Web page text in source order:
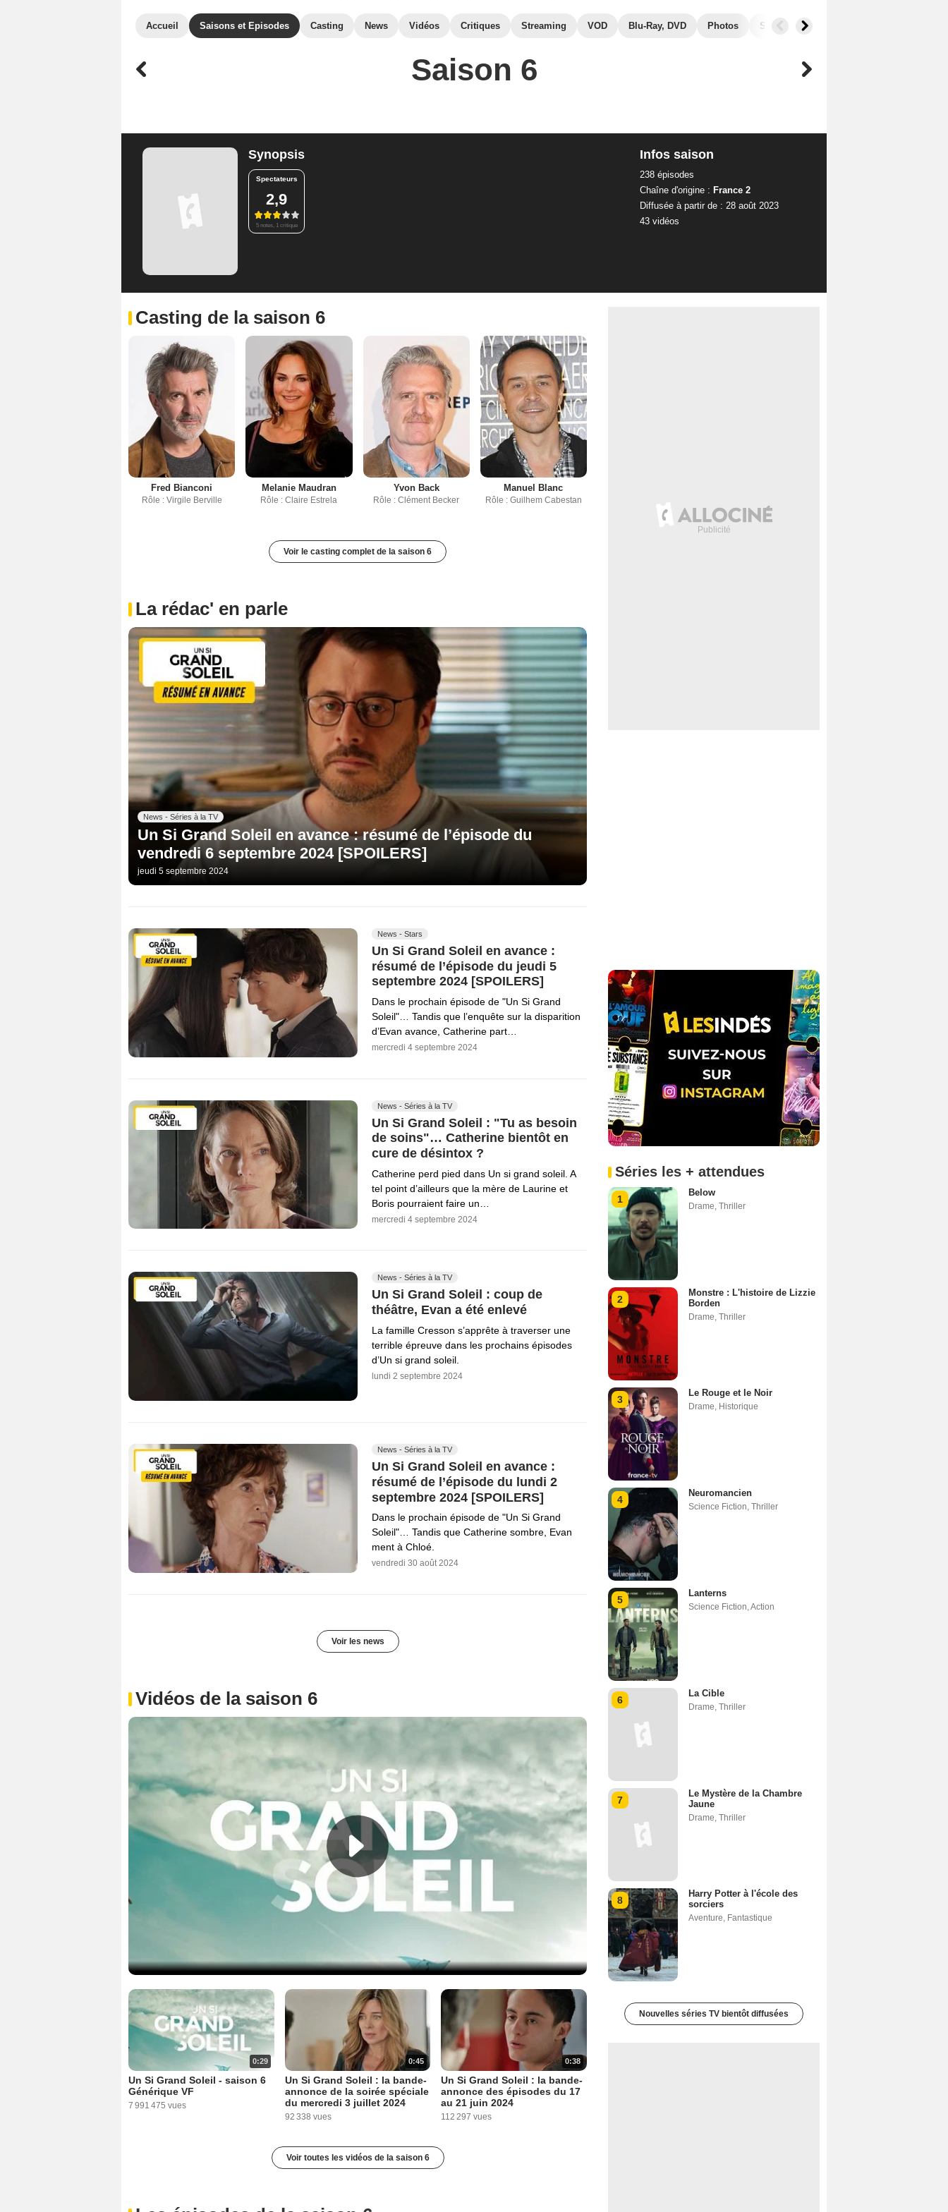
Accueil Saisons et Episodes Casting News Vidéos Critiques Streaming VOD Blu-Ray, DVD Photos Séries similaires
Saison 6
Synopsis
Spectateurs
2,9
5 notes, 1 critique
Infos saison
238 épisodes
Chaîne d'origine : France 2
Diffusée à partir de : 28 août 2023
43 vidéos
Casting de la saison 6
Fred Bianconi
Rôle : Virgile Berville
Melanie Maudran
Rôle : Claire Estrela
Yvon Back
Rôle : Clément Becker
Manuel Blanc
Rôle : Guilhem Cabestan
Voir le casting complet de la saison 6
La rédac' en parle
News - Séries à la TV
Un Si Grand Soleil en avance : résumé de l’épisode du
vendredi 6 septembre 2024 [SPOILERS]
jeudi 5 septembre 2024
News - Stars
Un Si Grand Soleil en avance :
résumé de l’épisode du jeudi 5
septembre 2024 [SPOILERS]
Dans le prochain épisode de "Un Si Grand
Soleil"… Tandis que l’enquête sur la disparition
d’Evan avance, Catherine part…
mercredi 4 septembre 2024
News - Séries à la TV
Un Si Grand Soleil : "Tu as besoin
de soins"… Catherine bientôt en
cure de désintox ?
Catherine perd pied dans Un si grand soleil. A
tel point d’ailleurs que la mère de Laurine et
Boris pourraient faire un…
mercredi 4 septembre 2024
News - Séries à la TV
Un Si Grand Soleil : coup de
théâtre, Evan a été enlevé
La famille Cresson s’apprête à traverser une
terrible épreuve dans les prochains épisodes
d’Un si grand soleil.
lundi 2 septembre 2024
News - Séries à la TV
Un Si Grand Soleil en avance :
résumé de l’épisode du lundi 2
septembre 2024 [SPOILERS]
Dans le prochain épisode de "Un Si Grand
Soleil"… Tandis que Catherine sombre, Evan
ment à Chloé.
vendredi 30 août 2024
Voir les news
Vidéos de la saison 6
0:29
Un Si Grand Soleil - saison 6
Générique VF
7 991 475 vues
0:45
Un Si Grand Soleil : la bande-
annonce de la soirée spéciale
du mercredi 3 juillet 2024
92 338 vues
0:38
Un Si Grand Soleil : la bande-
annonce des épisodes du 17
au 21 juin 2024
112 297 vues
Voir toutes les vidéos de la saison 6
Séries les + attendues
1
Below
Drame Thriller
2
Monstre : L'histoire de Lizzie
Borden
Drame Thriller
3
Le Rouge et le Noir
Drame Historique
4
Neuromancien
Science Fiction Thriller
5
Lanterns
Science Fiction Action
6
La Cible
Drame Thriller
7
Le Mystère de la Chambre
Jaune
Drame Thriller
8
Harry Potter à l'école des
sorciers
Aventure Fantastique
Nouvelles séries TV bientôt diffusées